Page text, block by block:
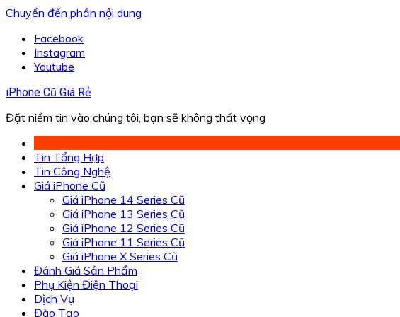
Chuyển đến phần nội dung
Facebook
Instagram
Youtube
iPhone Cũ Giá Rẻ
Đặt niềm tin vào chúng tôi, bạn sẽ không thất vọng
Tin Tổng Hợp
Tin Công Nghệ
Giá iPhone Cũ
Giá iPhone 14 Series Cũ
Giá iPhone 13 Series Cũ
Giá iPhone 12 Series Cũ
Giá iPhone 11 Series Cũ
Giá iPhone X Series Cũ
Đánh Giá Sản Phẩm
Phụ Kiện Điện Thoại
Dịch Vụ
Đào Tạo